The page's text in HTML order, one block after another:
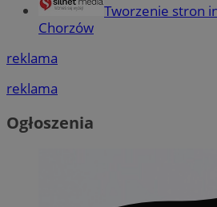
Tworzenie stron
Chorzów
reklama
reklama
Ogłoszenia